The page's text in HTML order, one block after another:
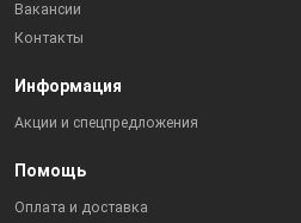
Вакансии
Контакты
Информация
Акции и спецпредложения
Помощь
Оплата и доставка